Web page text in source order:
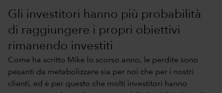
Gli investitori hanno più probabilità
di raggiungere i propri obiettivi
rimanendo investiti
Come ha scritto Mike lo scorso anno, le perdite sono
pesanti da metabolizzare sia per noi che per i nostri
clienti, ed è per questo che molti investitori hanno